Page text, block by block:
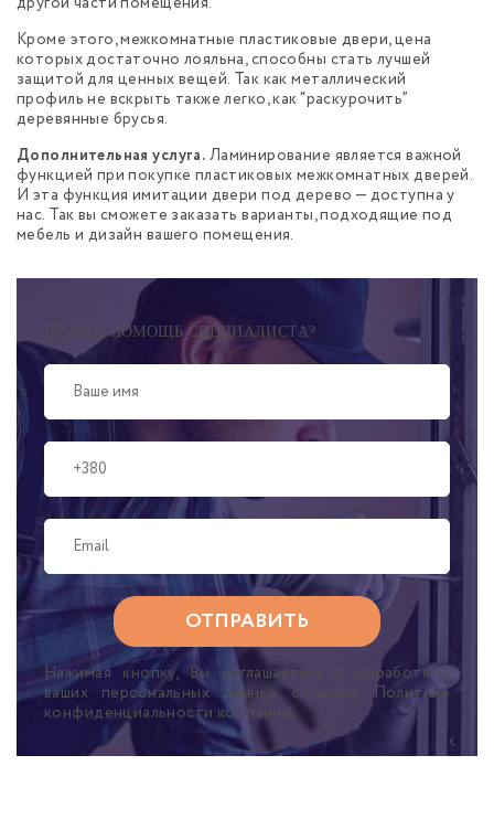
Кроме этого, межкомнатные пластиковые двери, цена
которых достаточно лояльна, способны стать лучшей
защитой для ценных вещей. Так как металлический
профиль не вскрыть также легко, как “раскурочить”
деревянные брусья.
Дополнительная услуга. Ламинирование является важной
функцией при покупке пластиковых межкомнатных дверей.
И эта функция имитации двери под дерево — доступна у
нас. Так вы сможете заказать варианты, подходящие под
мебель и дизайн вашего помещения.
НУЖНА ПОМОЩЬ СПЕЦИАЛИСТА?
Нажимая кнопку, Вы соглашаетесь с обработкой
ваших персональных данных согласно Политике
конфиденциальности компании